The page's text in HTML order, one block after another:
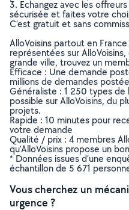
3. Echangez avec les
sécurisée et faites votre
C’est gratuit et sans
AlloVoisins partout en
représentées sur
grande ville, trouvez un
Efficace : Une demande
millions de demandes
Généraliste : 1 250 types
possible sur AlloVoisins, du
projets.
Rapide : 10 minutes pour
votre demande
Qualité / prix : 4 membres
qu’AlloVoisins propose un
* Données issues d’une
échantillon de 5 671
Vous cherchez un
urgence ?